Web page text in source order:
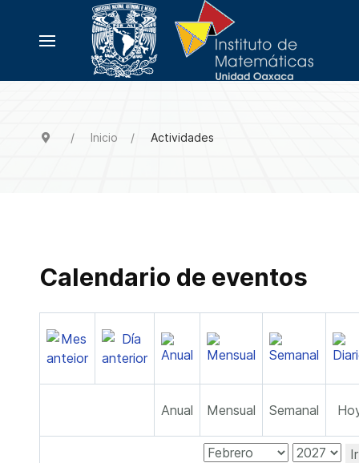
Inicio Actividades
Calendario de eventos
Anual Mensual Semanal